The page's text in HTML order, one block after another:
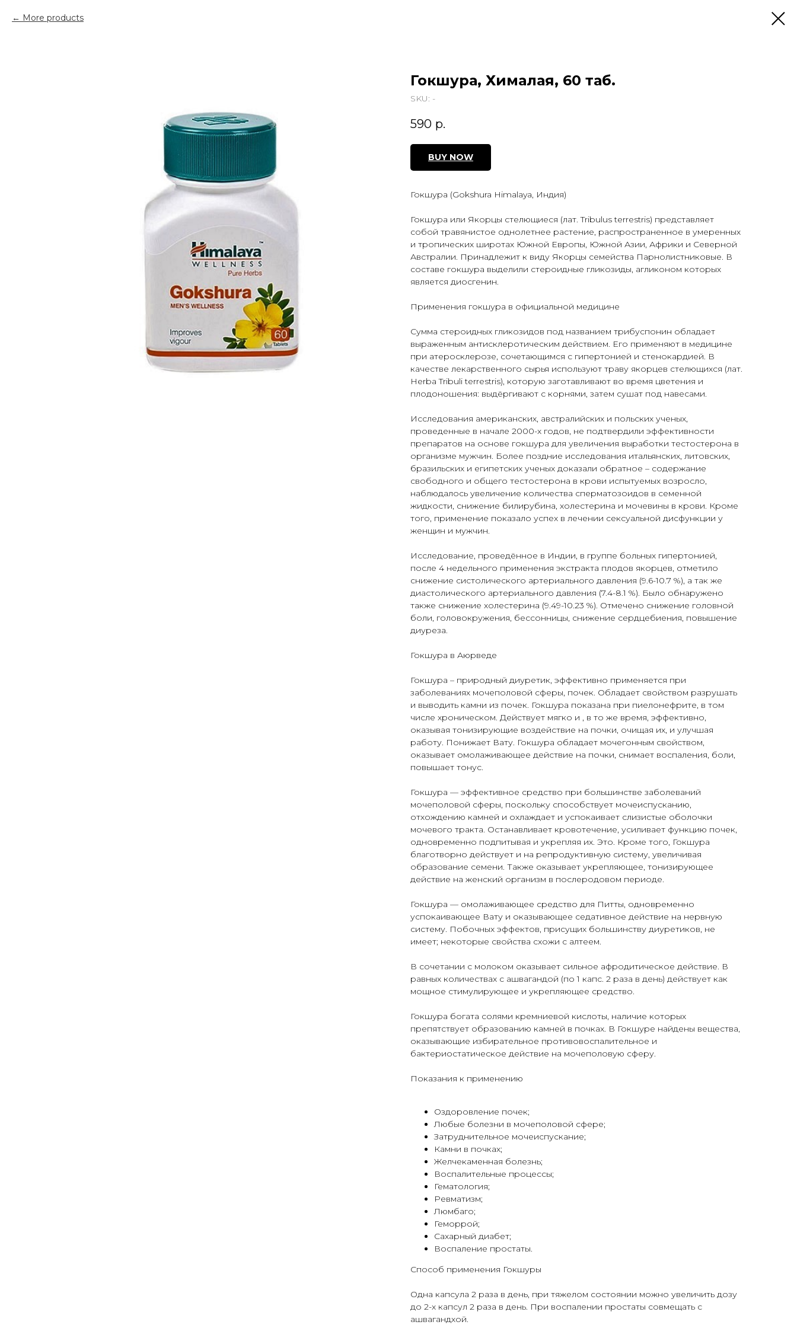
More products
Гокшура, Хималая, 60 таб.
SKU: -
590 р.
BUY NOW
Гокшура (Gokshura Himalaya, Индия)
Гокшура или Якорцы стелющиеся (лат. Tribulus terrestris) представляет
собой травянистое однолетнее растение, распространенное в умеренных
и тропических широтах Южной Европы, Южной Азии, Африки и Северной
Австралии. Принадлежит к виду Якорцы семейства Парнолистниковые. В
составе гокшура выделили стероидные гликозиды, агликоном которых
является диосгенин.
Применения гокшура в официальной медицине
Сумма стероидных гликозидов под названием трибуспонин обладает
выраженным антисклеротическим действием. Его применяют в медицине
при атеросклерозе, сочетающимся с гипертонией и стенокардией. В
качестве лекарственного сырья используют траву якорцев стелющихся (лат.
Herba Tribuli terrestris), которую заготавливают во время цветения и
плодоношения: выдёргивают с корнями, затем сушат под навесами.
Исследования американских, австралийских и польских ученых,
проведенные в начале 2000-х годов, не подтвердили эффективности
препаратов на основе гокшура для увеличения выработки тестостерона в
организме мужчин. Более поздние исследования итальянских, литовских,
бразильских и египетских ученых доказали обратное – содержание
свободного и общего тестостерона в крови испытуемых возросло,
наблюдалось увеличение количества сперматозоидов в семенной
жидкости, снижение билирубина, холестерина и мочевины в крови. Кроме
того, применение показало успех в лечении сексуальной дисфункции у
женщин и мужчин.
Исследование, проведённое в Индии, в группе больных гипертонией,
после 4 недельного применения экстракта плодов якорцев, отметило
снижение систолического артериального давления (9.6-10.7 %), а так же
диастолического артериального давления (7.4-8.1 %). Было обнаружено
также снижение холестерина (9.49-10.23 %). Отмечено снижение головной
боли, головокружения, бессонницы, снижение сердцебиения, повышение
диуреза.
Гокшура в Аюрведе
Гокшура – природный диуретик, эффективно применяется при
заболеваниях мочеполовой сферы, почек. Обладает свойством разрушать
и выводить камни из почек. Гокшура показана при пиелонефрите, в том
числе хроническом. Действует мягко и , в то же время, эффективно,
оказывая тонизирующие воздействие на почки, очищая их, и улучшая
работу. Понижает Вату. Гокшура обладает мочегонным свойством,
оказывает омолаживающее действие на почки, снимает воспаления, боли,
повышает тонус.
Гокшура — эффективное средство при большинстве заболеваний
мочеполовой сферы, поскольку способствует мочеиспусканию,
отхождению камней и охлаждает и успокаивает слизистые оболочки
мочевого тракта. Останавливает кровотечение, усиливает функцию почек,
одновременно подпитывая и укрепляя их. Это. Кроме того, Гокшура
благотворно действует и на репродуктивную систему, увеличивая
образование семени. Также оказывает укрепляющее, тонизирующее
действие на женский организм в послеродовом периоде.
Гокшура — омолаживающее средство для Питты, одновременно
успокаивающее Вату и оказывающее седативное действие на нервную
систему. Побочных эффектов, присущих большинству диуретиков, не
имеет; некоторые свойства схожи с алтеем.
В сочетании с молоком оказывает сильное афродитическое действие. В
равных количествах с ашвагандой (по 1 капс. 2 раза в день) действует как
мощное стимулирующее и укрепляющее средство.
Гокшура богата солями кремниевой кислоты, наличие которых
препятствует образованию камней в почках. В Гокшуре найдены вещества,
оказывающие избирательное противовоспалительное и
бактериостатическое действие на мочеполовую сферу.
Показания к применению
Оздоровление почек;
Любые болезни в мочеполовой сфере;
Затруднительное мочеиспускание;
Камни в почках;
Желчекаменная болезнь;
Воспалительные процессы;
Гематология;
Ревматизм;
Люмбаго;
Геморрой;
Сахарный диабет;
Воспаление простаты.
Способ применения Гокшуры
Одна капсула 2 раза в день, при тяжелом состоянии можно увеличить дозу
до 2-х капсул 2 раза в день. При воспалении простаты совмещать с
ашвагандхой.